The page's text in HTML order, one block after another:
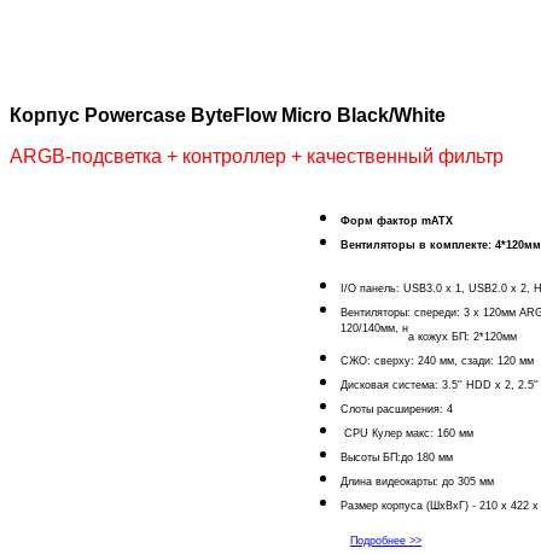
Корпус Powercase ByteFlow Micro Black/White
ARGB-подсветка + контроллер + качественный фильтр
Форм фактор mATX
Вентиляторы в комплекте:
I/O панель: USB3.0 x 1, USB2.0 x 2,
Вентиляторы: спереди: 3 x 120мм
120/140мм, на кожух БП: 2*120мм
СЖО: сверху: 240 мм, сзади: 120 мм
Дисковая система: 3.5'' HDD x 2,
Слоты расширения: 4
CPU Кулер макс: 160 мм
Высоты БП:до 180 мм
Длина видеокарты: до 305 мм
Размер корпуса (ШхВхГ) - 210 x 422
Подробнее >>